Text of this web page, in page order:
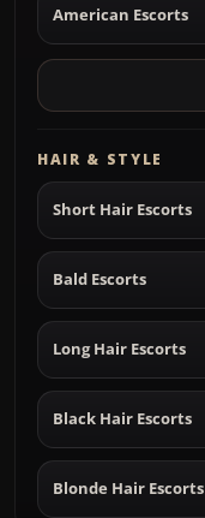
American Escorts
HAIR & STYLE
Short Hair Escorts
Bald Escorts
Long Hair Escorts
Black Hair Escorts
Blonde Hair Escorts